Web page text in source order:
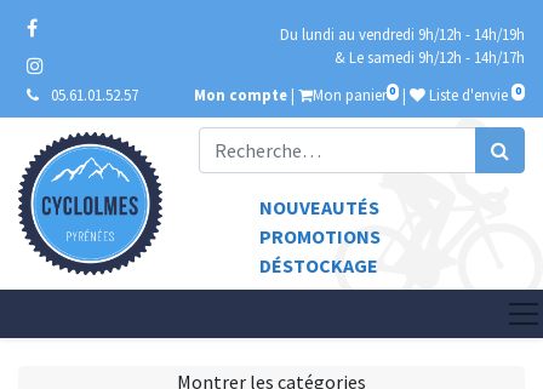
Du lundi au vendredi 9h/12h - 14h/19h
& Le samedi 9h/12h - 14h/17h
05.61.01.52.57
Mon compte | Mon panier 0 | Liste d'envie 0
NOUVEAUTÉS
PROMOTIONS
DÉSTOCKAGE
Montrer les catégories